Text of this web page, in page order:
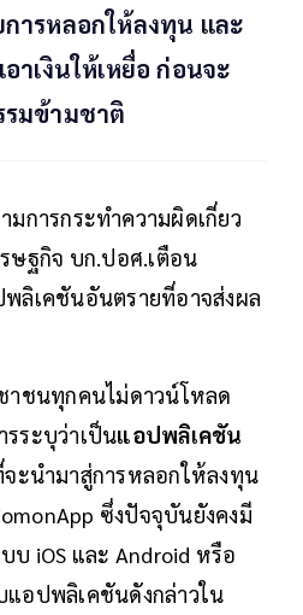
ารหลอกให้ลงทุน และ
าเงินให้เหยื่อ ก่อนจะ
มข้ามชาติ
การกระทำความผิดเกี่ยว
ษฐกิจ บก.ปอศ.เตือน
ลิเคชันอันตรายที่อาจส่งผล
าชนทุกคนไม่ดาวน์โหลด
ระบุว่าเป็นแอปพลิเคชัน
จะนำมาสู่การหลอกให้ลงทุน
ซึ่งปัจจุบันยังคงมี
บ iOS และ Android หรือ
อปพลิเคชันดังกล่าวใน